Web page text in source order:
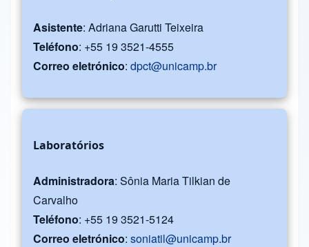
Asistente: Adriana Garutti Teixeira
Teléfono: +55 19 3521-4555
Correo eletrónico: dpct@unicamp.br
Laboratórios
Administradora: Sônia Maria Tilkian de
Carvalho
Teléfono: +55 19 3521-5124
Correo eletrónico: soniatil@unicamp.br